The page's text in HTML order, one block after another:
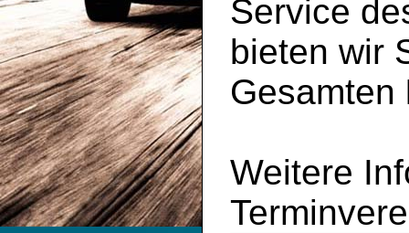
Service
bieten wir
Gesamten
Weitere